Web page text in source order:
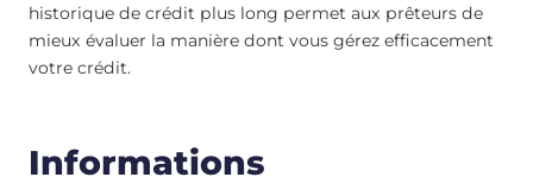
historique de crédit plus long permet aux prêteurs de
mieux évaluer la manière dont vous gérez efficacement
votre crédit.
Informations